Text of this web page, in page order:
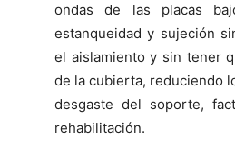
ondas de las placas
estanqueidad y sujeción
el aislamiento y sin tener
de la cubierta, reduciendo
desgaste del soporte,
rehabilitación.